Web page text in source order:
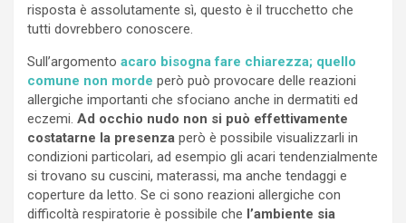
risposta è assolutamente sì, questo è il trucchetto che
tutti dovrebbero conoscere.
Sull’argomento acaro bisogna fare chiarezza; quello
comune non morde però può provocare delle reazioni
allergiche importanti che sfociano anche in dermatiti ed
eczemi. Ad occhio nudo non si può effettivamente
costatarne la presenza però è possibile visualizzarli in
condizioni particolari, ad esempio gli acari tendenzialmente
si trovano su cuscini, materassi, ma anche tendaggi e
coperture da letto. Se ci sono reazioni allergiche con
difficoltà respiratorie è possibile che l’ambiente sia